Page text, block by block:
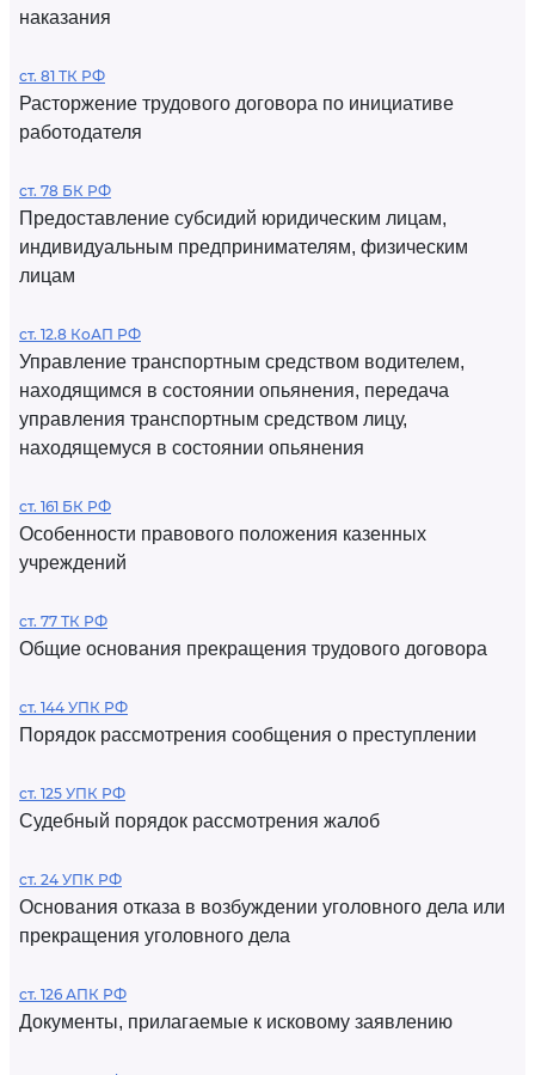
наказания
ст. 81 ТК РФ
Расторжение трудового договора по инициативе
работодателя
ст. 78 БК РФ
Предоставление субсидий юридическим лицам,
индивидуальным предпринимателям, физическим
лицам
ст. 12.8 КоАП РФ
Управление транспортным средством водителем,
находящимся в состоянии опьянения, передача
управления транспортным средством лицу,
находящемуся в состоянии опьянения
ст. 161 БК РФ
Особенности правового положения казенных
учреждений
ст. 77 ТК РФ
Общие основания прекращения трудового договора
ст. 144 УПК РФ
Порядок рассмотрения сообщения о преступлении
ст. 125 УПК РФ
Судебный порядок рассмотрения жалоб
ст. 24 УПК РФ
Основания отказа в возбуждении уголовного дела или
прекращения уголовного дела
ст. 126 АПК РФ
Документы, прилагаемые к исковому заявлению